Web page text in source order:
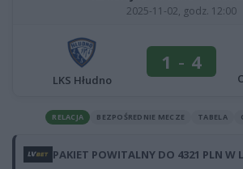
2025-11-02, godz. 12:00
LKS Hłudno
1 - 4
RELACJA BEZPOŚREDNIE MECZE TABELA
PAKIET POWITALNY DO 4321 PLN W